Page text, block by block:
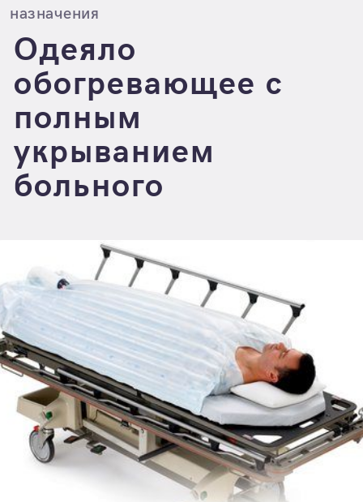
назначения
Одеяло
обогревающее с
полным
укрыванием
больного